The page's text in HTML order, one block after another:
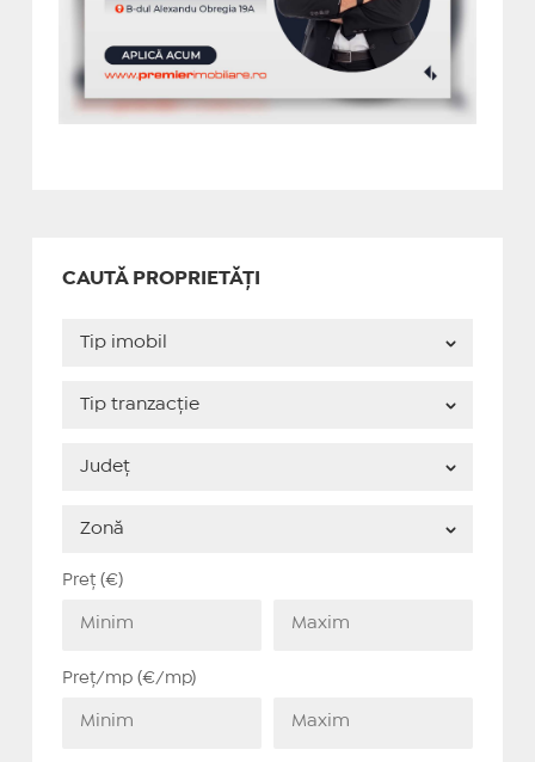
CAUTĂ PROPRIETĂȚI
Preț (€)
Preț/mp (€/mp)